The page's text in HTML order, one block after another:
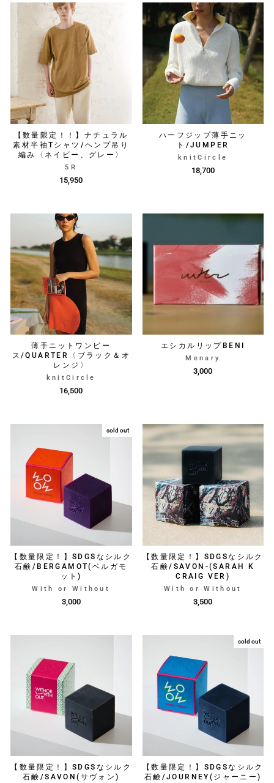
【数量限定！！】ナチュラル
素材半袖Tシャツ/ヘンプ吊り
編み〈ネイビー、グレー〉
5R
15,950
ハーフジップ薄手ニッ
ト/JUMPER
knitCircle
18,700
薄手ニットワンピー
ス/QUARTER〈ブラック＆オ
レンジ〉
knitCircle
16,500
エシカルリップBENI
Menary
3,000
sold out
【数量限定！】SDGSなシルク
石鹸/BERGAMOT(ベルガモ
ット)
With or Without
3,000
【数量限定！】SDGSなシルク
石鹸/SAVON-(SARAH K
CRAIG VER)
With or Without
3,500
【数量限定！】SDGSなシルク
石鹸/SAVON(サヴォン)
sold out
【数量限定！】SDGSなシルク
石鹸/JOURNEY(ジャーニー)